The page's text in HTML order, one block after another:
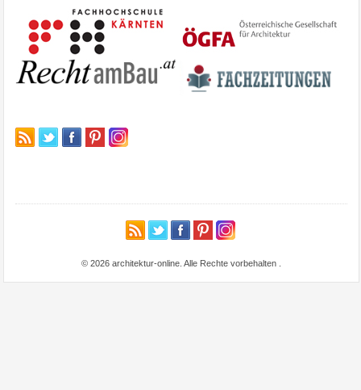
© 2026 architektur-online. Alle Rechte vorbehalten .